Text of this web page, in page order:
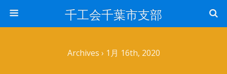
千工会千葉市支部
Archives › 1月 16th, 2020